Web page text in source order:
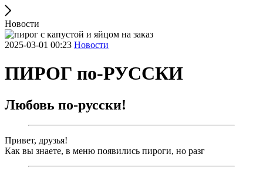
Новости
2025-03-01 00:23 Новости
ПИРОГ по-РУССКИ
Любовь по-русски!
Привет, друзья!
Как вы знаете, в меню появились пироги, но разг